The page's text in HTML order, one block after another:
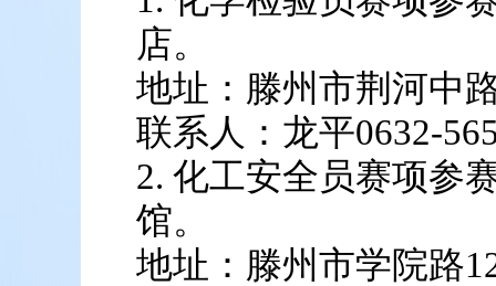
店。
地址：滕州市荆河中
联系人：龙平0632-
2. 化工安全员赛项参
馆。
地址：滕州市学院路